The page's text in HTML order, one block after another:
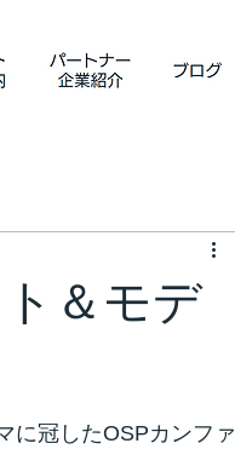
＆モデ
に冠したOSPカンファ